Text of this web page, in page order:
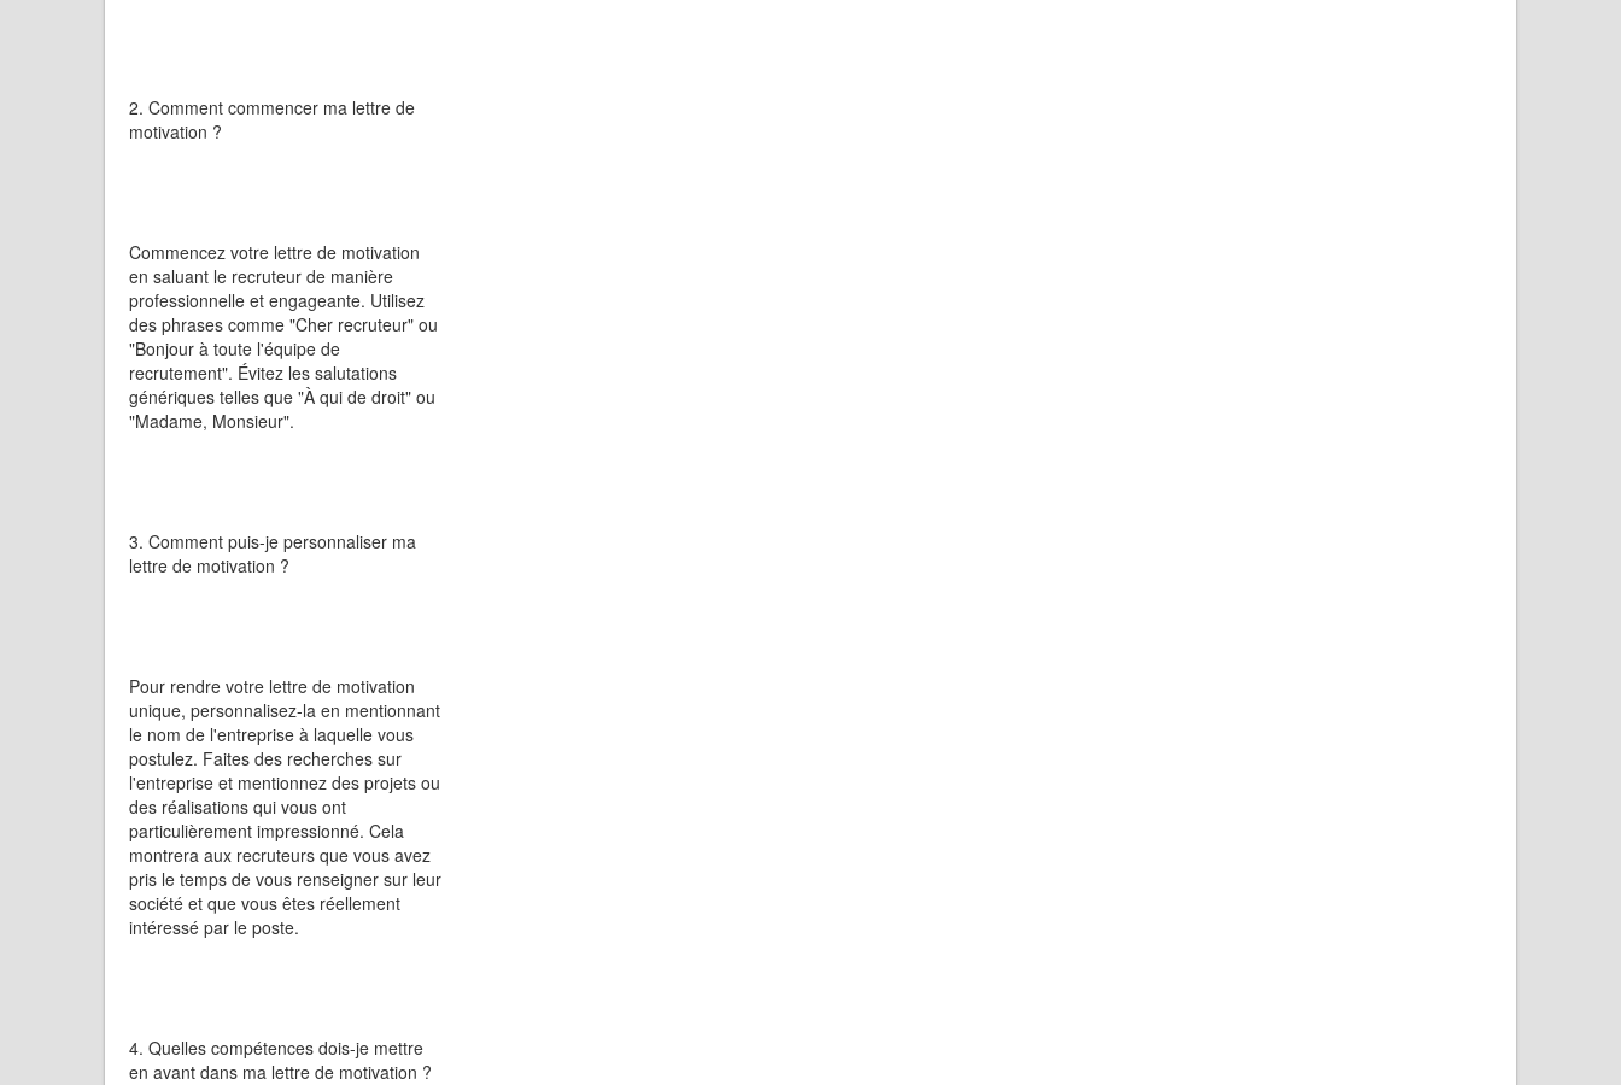
2. Comment commencer ma lettre de
motivation ?
Commencez votre lettre de motivation
en saluant le recruteur de manière
professionnelle et engageante. Utilisez
des phrases comme "Cher recruteur" ou
"Bonjour à toute l'équipe de
recrutement". Évitez les salutations
génériques telles que "À qui de droit" ou
"Madame, Monsieur".
3. Comment puis-je personnaliser ma
lettre de motivation ?
Pour rendre votre lettre de motivation
unique, personnalisez-la en mentionnant
le nom de l'entreprise à laquelle vous
postulez. Faites des recherches sur
l'entreprise et mentionnez des projets ou
des réalisations qui vous ont
particulièrement impressionné. Cela
montrera aux recruteurs que vous avez
pris le temps de vous renseigner sur leur
société et que vous êtes réellement
intéressé par le poste.
4. Quelles compétences dois-je mettre
en avant dans ma lettre de motivation ?